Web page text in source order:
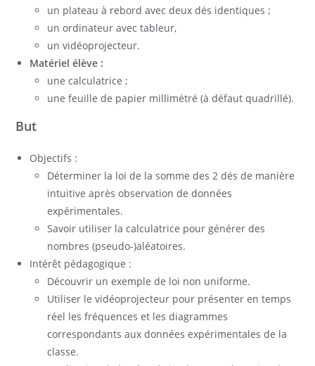
un plateau à rebord avec deux dés identiques ;
un ordinateur avec tableur,
un vidéoprojecteur.
Matériel élève :
une calculatrice ;
une feuille de papier millimétré (à défaut quadrillé).
But
Objectifs :
Déterminer la loi de la somme des 2 dés de manière
intuitive après observation de données
expérimentales.
Savoir utiliser la calculatrice pour générer des
nombres (pseudo-)aléatoires.
Intérêt pédagogique :
Découvrir un exemple de loi non uniforme.
Utiliser le vidéoprojecteur pour présenter en temps
réel les fréquences et les diagrammes
correspondants aux données expérimentales de la
classe.